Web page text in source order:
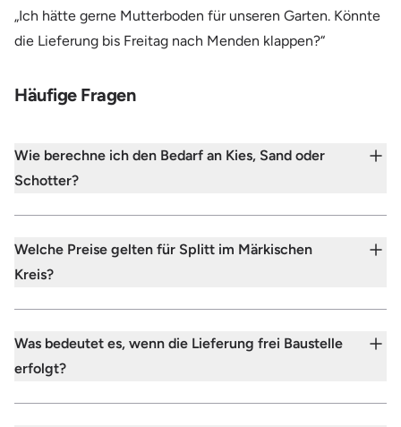
„Ich hätte gerne Mutterboden für unseren Garten. Könnte
die Lieferung bis Freitag nach Menden klappen?“
Häufige Fragen
Wie berechne ich den Bedarf an Kies, Sand oder
Schotter?
Welche Preise gelten für Splitt im Märkischen
Kreis?
Was bedeutet es, wenn die Lieferung frei Baustelle
erfolgt?